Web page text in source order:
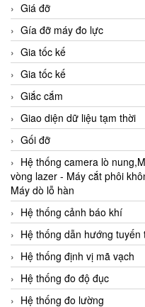
Giá đỡ
Gía đỡ máy đo lực
Gia tốc kế
Gia tốc kế
Giắc cắm
Giao diện dữ liệu tạm thời
Gối đỡ
Hệ thống camera lò
vòng lazer - Máy cắt phôi
Máy dò lỗ hàn
Hệ thống cảnh báo khí
Hệ thống dẫn hướng tuyến
Hệ thống định vị mã vạch
Hệ thống đo độ đục
Hệ thống đo lường